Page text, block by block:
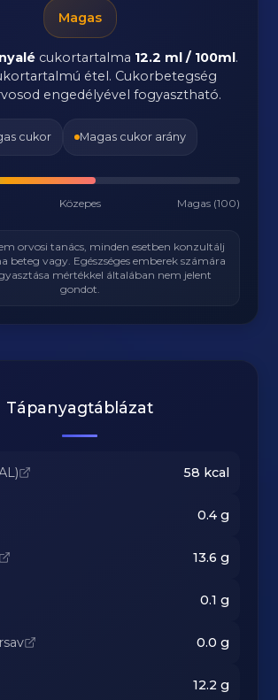
Magas
cukortartalma 12.2 ml / 100ml.
étel. Cukorbetegség
engedélyével fogyasztható.
cukor Magas cukor arány
Közepes Magas (100)
orvosi tanács, minden esetben konzultálj
beteg vagy. Egészséges emberek számára
mértékkel általában nem jelent
gondot.
Tápanyagtáblázat
58 kcal
0.4g
13.6 g
0.1 g
0.0 g
12.2 g